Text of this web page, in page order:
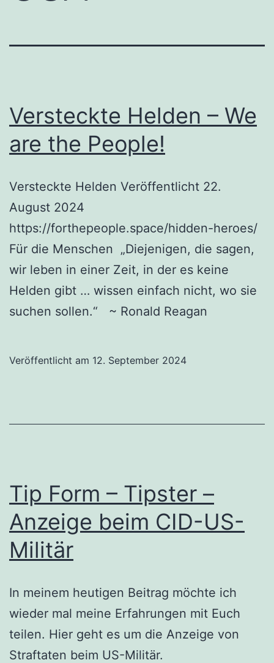
Versteckte Helden – We
are the People!
Versteckte Helden Veröffentlicht 22.
August 2024
https://forthepeople.space/hidden-heroes/
Für die Menschen „Diejenigen, die sagen,
wir leben in einer Zeit, in der es keine
Helden gibt … wissen einfach nicht, wo sie
suchen sollen.“ ~ Ronald Reagan
Veröffentlicht am 12. September 2024
Tip Form – Tipster –
Anzeige beim CID-US-
Militär
In meinem heutigen Beitrag möchte ich
wieder mal meine Erfahrungen mit Euch
teilen. Hier geht es um die Anzeige von
Straftaten beim US-Militär.